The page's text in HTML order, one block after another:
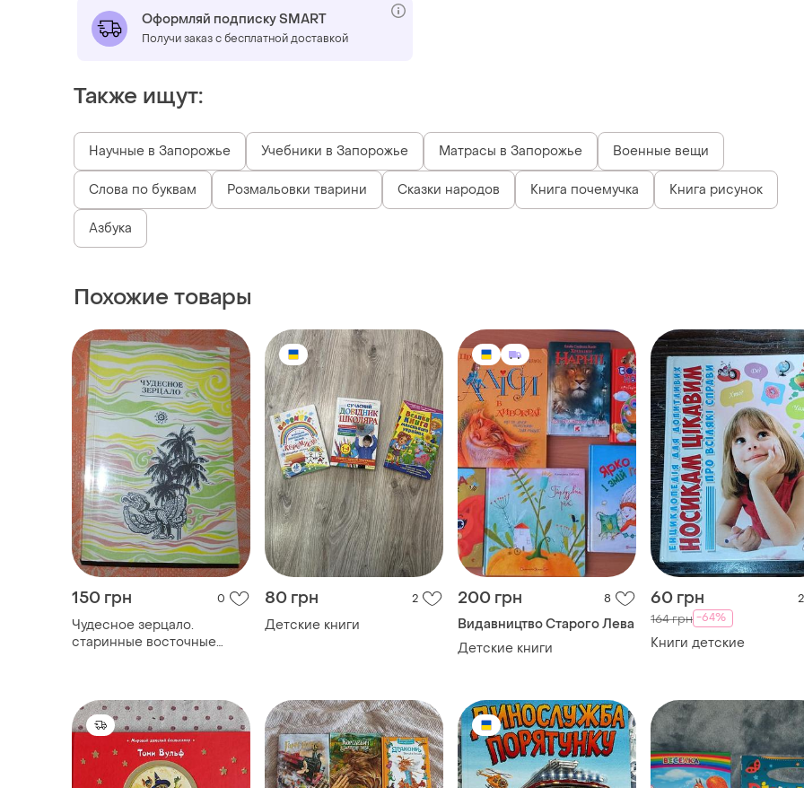
Оформляй подписку SMART
Получи заказ с бесплатной доставкой
Также ищут:
Научные в Запорожье Учебники в Запорожье Матрасы в Запорожье Военные вещи
Слова по буквам Розмальовки тварини Сказки народов Книга почемучка Книга рисунок
Азбука
Похожие товары
150 грн 0
Чудесное зерцало.
старинные восточные
80 грн 2
Детские книги
200 грн 8
Видавництво Старого Лева
Детские книги
60 грн 2
164 грн -64%
Книги детские